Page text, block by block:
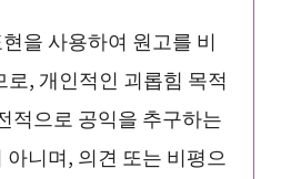
을 사용하여 원고를 비
, 개인적인 괴롭힘 목적
적으로 공익을 추구하는
니며, 의견 또는 비평으